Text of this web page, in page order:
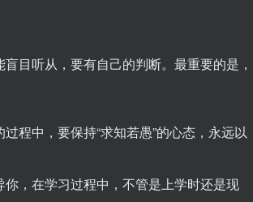
目听从，要有自己的判断。最重要的是，
程中，要保持“求知若愚”的心态，永远以
，在学习过程中，不管是上学时还是现